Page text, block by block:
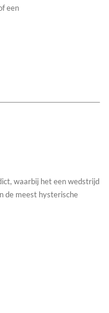
een
waarbij het een wedstrijd
de meest hysterische